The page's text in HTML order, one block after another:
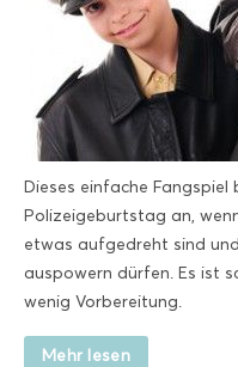
Dieses einfache
Polizeigeburtstag an,
etwas aufgedreht sind
auspowern dürfen. Es ist
wenig Vorbereitung.
Mehr lesen